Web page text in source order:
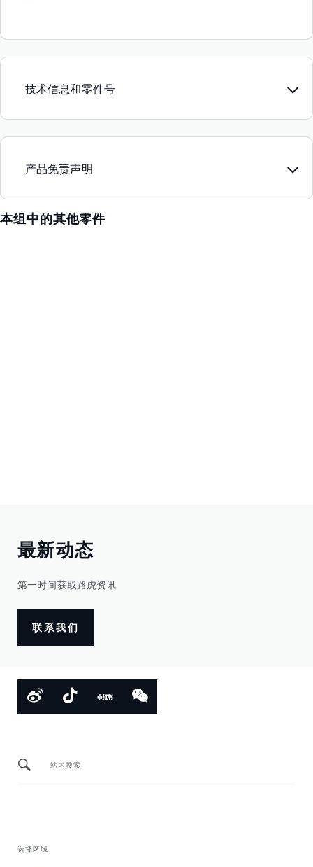
技术信息和零件号
产品免责声明
本组中的其他零件
最新动态
第一时间获取路虎资讯
联系我们
站内搜索
选择区域